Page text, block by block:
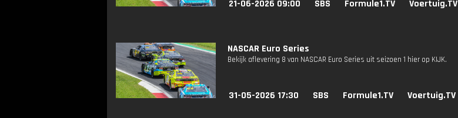
21-06-2026 09:00 SBS Formule1.TV Voertuig.TV
NASCAR Euro Series
Bekijk aflevering 8 van NASCAR Euro Series uit seizoen 1 hier op KIJK.
31-05-2026 17:30 SBS Formule1.TV Voertuig.TV